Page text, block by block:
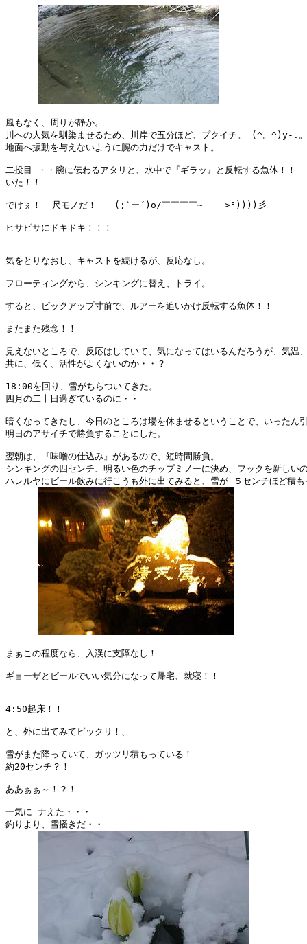
風もなく、周りが静か。
川への人気を馴染ませるため、川岸で五分ほど、プクイチ。 (^。^)y-.
地面へ振動を与えないように腕の力だけでキャスト。
二投目 ・・腕に伝わるアタリと、水中で『ギラッ』と反転する魚体！！
いた！！
でけぇ！  尺モノだ！　　(;`ー´)o/￣￣￣￣~    >°))))彡
ヒサビサにドキドキ！！！
気をとりなおし、キャストを続けるが、反応なし。
フローティングから、シンキングに替え、トライ。
すると、ピックアップ寸前で、ルアーを追いかけ反転する魚体！！
またまた残念！！
見えないところで、反応はしていて、気になってはいるんだろうが、気温
共に、低く、活性がよくないのか・・？
18:00を回り、雪がちらついてきた。
四月の二十日過ぎているのに・・
暗くなってきたし、今日のところは場を休ませるということで、いったん
明日のアサイチで勝負することにした。
翌朝は、『味噌の仕込み』があるので、短時間勝負。
シンキングの四センチ、明るい色のチップミノーに決め、フックを新しい
ハレルヤにビール飲みに行こうも外に出てみると、雪が ５センチほど積
まぁこの程度なら、入渓に支障なし！
ギョーザとビールでいい気分になって帰宅、就寝！！
4:50起床！！
と、外に出てみてビックリ！、
雪がまだ降っていて、ガッツリ積もっている！
約20センチ？！
ああぁぁ～！？！
一気に ナえた・・・
釣りより、雪掻きだ・・